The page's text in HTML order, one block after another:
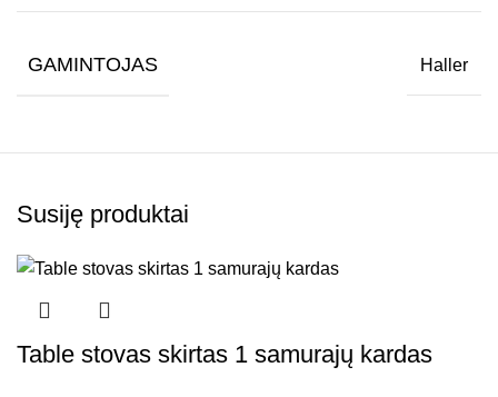
GAMINTOJAS Haller
Susiję produktai
Table stovas skirtas 1 samurajų kardas